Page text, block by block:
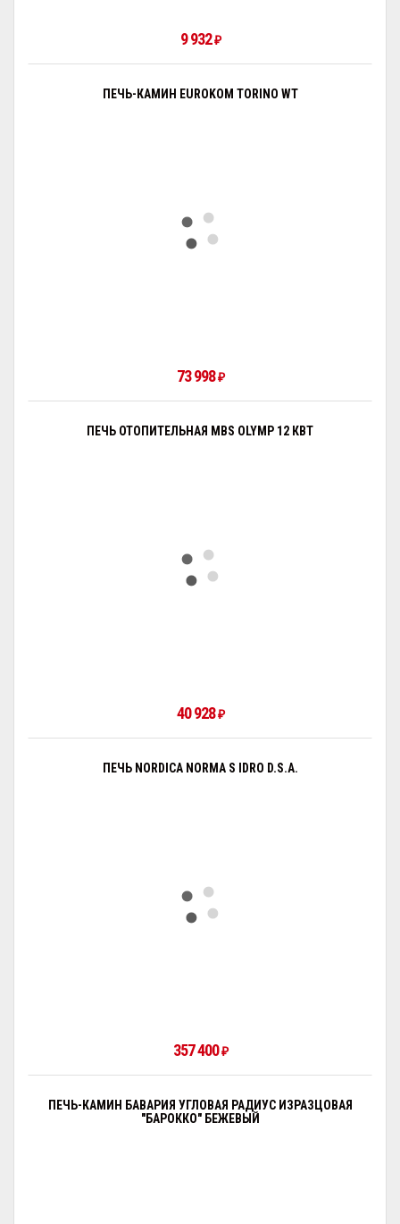
9 932₽
ПЕЧЬ-КАМИН EUROKOM TORINO WT
73 998₽
ПЕЧЬ ОТОПИТЕЛЬНАЯ MBS OLYMP 12 КВТ
40 928₽
ПЕЧЬ NORDICA NORMA S IDRO D.S.A.
357 400₽
ПЕЧЬ-КАМИН БАВАРИЯ УГЛОВАЯ РАДИУС ИЗРАЗЦОВАЯ
"БАРОККО" БЕЖЕВЫЙ